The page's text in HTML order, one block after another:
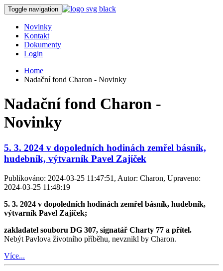
Toggle navigation
Novinky
Kontakt
Dokumenty
Login
Home
Nadační fond Charon - Novinky
Nadační fond Charon -
Novinky
5. 3. 2024 v dopoledních hodinách zemřel básník,
hudebník, výtvarník Pavel Zajíček
Publikováno: 2024-03-25 11:47:51, Autor: Charon, Upraveno:
2024-03-25 11:48:19
5. 3. 2024 v dopoledních hodinách zemřel básník, hudebník,
výtvarník Pavel Zajíček;
zakladatel souboru DG 307, signatář Charty 77 a přítel.
Nebýt Pavlova životního příběhu, nevznikl by Charon.
Více...